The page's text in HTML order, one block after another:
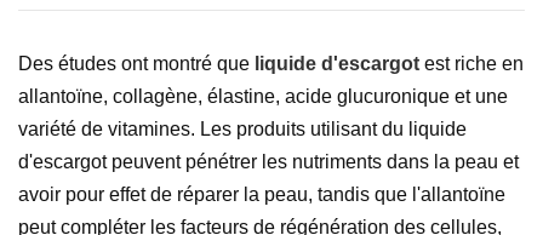
Des études ont montré que liquide d'escargot est riche en
allantoïne, collagène, élastine, acide glucuronique et une
variété de vitamines. Les produits utilisant du liquide
d'escargot peuvent pénétrer les nutriments dans la peau et
avoir pour effet de réparer la peau, tandis que l'allantoïne
peut compléter les facteurs de régénération des cellules,